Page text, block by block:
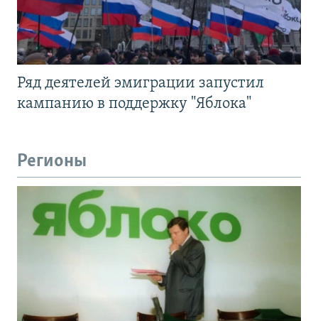
Ряд деятелей эмиграции запустил
кампанию в поддержку "Яблока"
Регионы